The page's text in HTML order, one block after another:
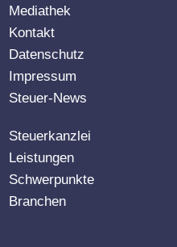
Mediathek
Kontakt
Datenschutz
Impressum
Steuer-News
Steuerkanzlei
Leistungen
Schwerpunkte
Branchen